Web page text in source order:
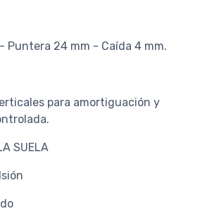
Puntera 24 mm - Caída 4 mm.
para amortiguación y
SUELA